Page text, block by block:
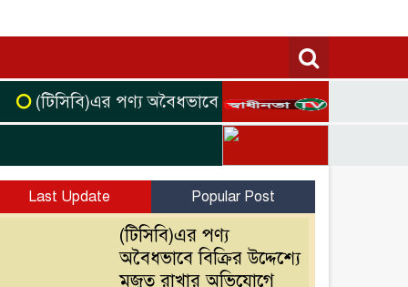
(টিসিবি)এর পণ্য অবৈধভাবে বিক্রির উদ্দেশ্যে মজুত রাখার
Last Update Popular Post
(টিসিবি)এর পণ্য
অবৈধভাবে বিক্রির উদ্দেশ্যে
মজুত রাখার অভিযোগে